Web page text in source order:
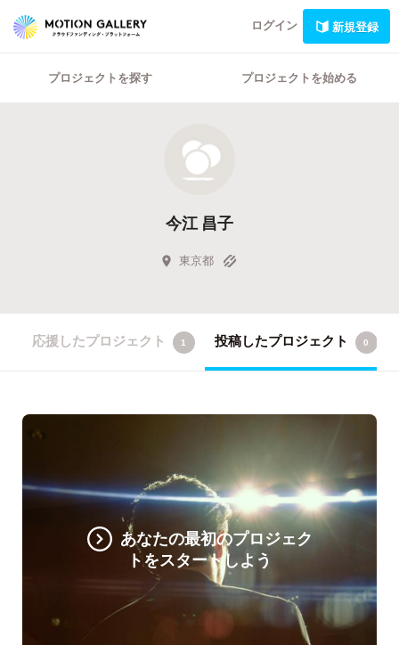
ログイン 新規登録
プロジェクトを探す プロジェクトを始める
今江 昌子
東京都
応援したプロジェクト 1 投稿したプロジェクト 0
あなたの最初のプロジェク
トをスタートしよう